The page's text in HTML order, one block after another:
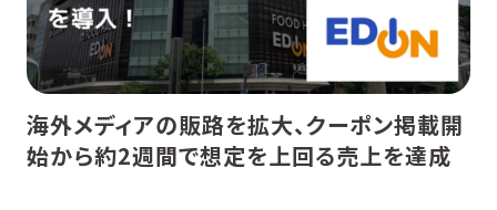
海外メディアの販路を拡大、クーポン掲載開
始から約2週間で想定を上回る売上を達成